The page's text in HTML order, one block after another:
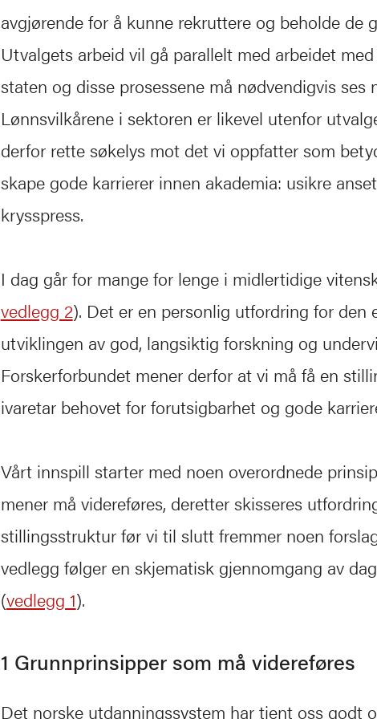
avgjørende for å kunne rekruttere og beholde de
Utvalgets arbeid vil gå parallelt med arbeidet
staten og disse prosessene må nødvendigvis ses
Lønnsvilkårene i sektoren er likevel utenfor
derfor rette søkelys mot det vi oppfatter som
skape gode karrierer innen akademia: usikre
krysspress.
I dag går for mange for lenge i midlertidige
vedlegg 2). Det er en personlig utfordring for den
utviklingen av god, langsiktig forskning og
Forskerforbundet mener derfor at vi må få en
ivaretar behovet for forutsigbarhet og gode
Vårt innspill starter med noen overordnede
mener må videreføres, deretter skisseres
stillingsstruktur før vi til slutt fremmer noen
vedlegg følger en skjematisk gjennomgang av
(vedlegg 1).
1 Grunnprinsipper som må videreføres
Det norske utdanningssystem har tjent oss godt